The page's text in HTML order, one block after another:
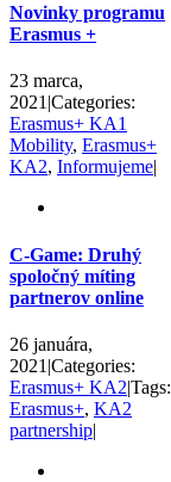
Novinky programu
Erasmus +
23 marca,
2021 |Categories:
Erasmus+ KA1
Mobility, Erasmus+
KA2, Informujeme|
C-Game: Druhý
spoločný míting
partnerov online
26 januára,
2021 |Categories:
Erasmus+ KA2|Tags:
Erasmus+, KA2
partnership|